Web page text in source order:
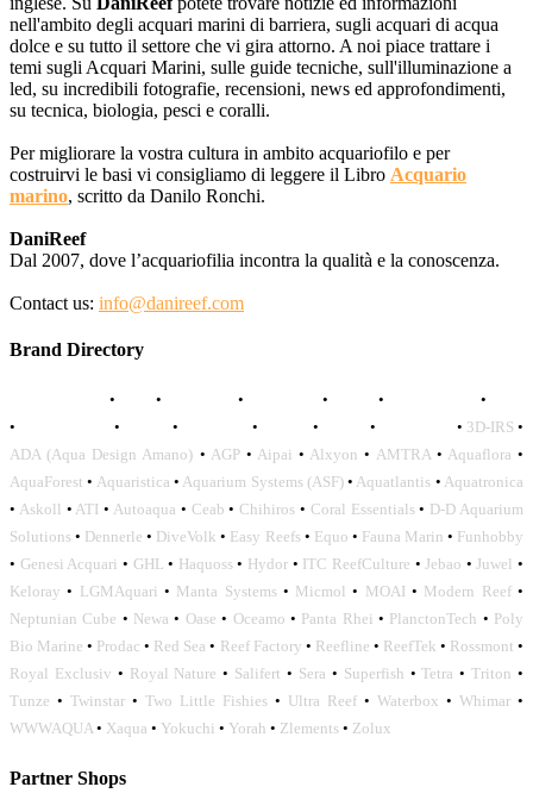
nell'ambito degli acquari marini di barriera, sugli acquari di acqua
dolce e su tutto il settore che vi gira attorno. A noi piace trattare i
temi sugli Acquari Marini, sulle guide tecniche, sull'illuminazione a
led, su incredibili fotografie, recensioni, news ed approfondimenti,
su tecnica, biologia, pesci e coralli.
Per migliorare la vostra cultura in ambito acquariofilo e per
costruirvi le basi vi consigliamo di leggere il Libro Acquario
marino, scritto da Danilo Ronchi.
DaniReef
Dal 2007, dove l’acquariofilia incontra la qualità e la conoscenza.
Contact us: info@danireef.com
Brand Directory
• • • • • •
•
• • • • • • 3D-IRS •
ADA (Aqua Design Amano) • AGP• Aipai • Alxyon • AMTRA• Aquaflora •
AquaForest • Aquaristica • Aquarium Systems (ASF)• Aquatlantis • Aquatronica
• Askoll • ATI • Autoaqua • Ceab • Chihiros • Coral Essentials• D-D Aquarium
Solutions • Dennerle • DiveVolk • Easy Reefs• Equo • Fauna Marin • Funhobby
• Genesi Acquari • GHL • Haquoss• Hydor • ITC ReefCulture •Jebao •Juwel •
Keloray • LGMAquari • Manta Systems• Micmol • MOAI • Modern Reef•
Neptunian Cube • Newa • Oase • Oceamo • Panta Rhei • PlanctonTech • Poly
Bio Marine • Prodac • Red Sea • Reef Factory • Reefline • ReefTek • Rossmont •
Royal Exclusiv • Royal Nature • Salifert • Sera • Superfish •Tetra •Triton •
Tunze • Twinstar • Two Little Fishies • Ultra Reef • Waterbox • Whimar •
WWWAQUA• Xaqua • Yokuchi • Yorah • Zlements • Zolux
Partner Shops